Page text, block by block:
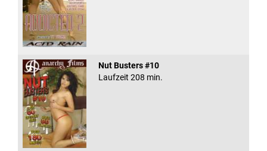
Nut Busters #10
Laufzeit 208 min.